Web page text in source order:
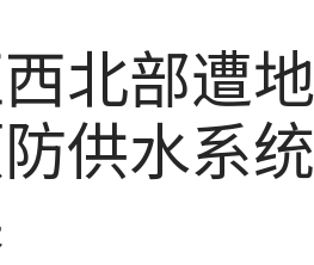
北部遭
供水系